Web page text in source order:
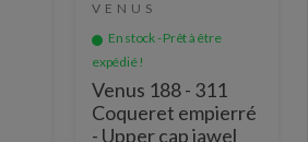
VENUS
En stock - Prêt à être
expédié !
Venus 188 - 311
Coqueret empierré
- Upper cap jawel